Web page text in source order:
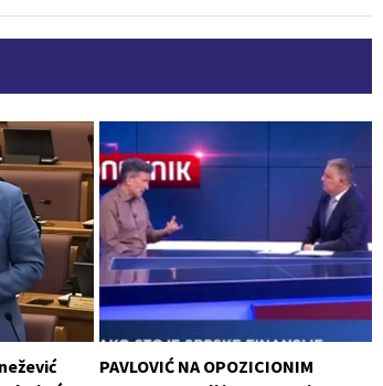
PAVLOVIĆ NA OPOZICIONIM